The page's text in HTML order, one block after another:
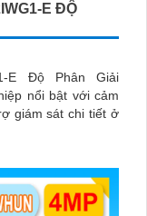
E ĐỘ
E Độ Phân Giải
nổi bật với cảm
giám sát chi tiết ở